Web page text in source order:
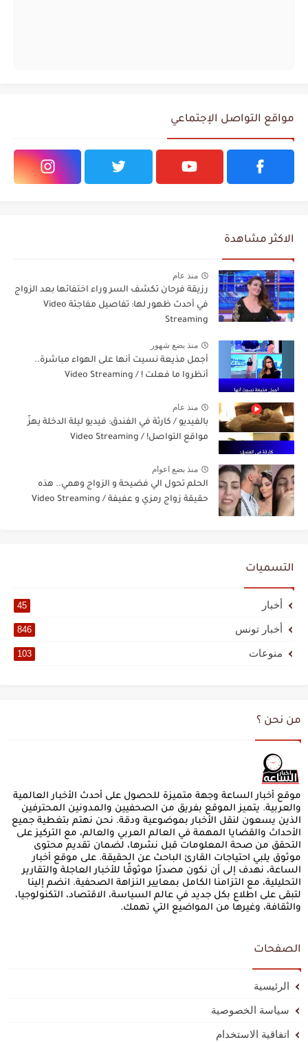
مواقع التواصل الإجتماعي
الاكثر مشاهدة
منذ عام
رزيقة فرحان تكشف السر وراء اختفائها بعد الزواج
في أحدث ظهور لها: تفاصيل مفاجئة Video
Streaming
منذ بضع شهور
أجمل مذيعة نسيت أنها على الهواء مباشرة..
أنظروا ما فعلت ! / Video Streaming
منذ عام
بالفيديو / كارثة في الفندق: فيديو ليلة الدخلة يهزّ
مواقع التواصل! / Video Streaming
منذ بضع اعوام
الحلم تحول الي فضيحة و الزواج وهمي.. هذه
حقيقة زواج رمزي و عفيفة / Video Streaming
التسميات
أخبار 45
أخبار تونس 846
منوعات 103
من نحن ؟
موقع أخبار الساعة وجهة متميزة للحصول على أحدث الأخبار العالمية
والعربية. يتميز الموقع بفريق من الصحفيين والمدونين المحترفين
الذين يسعون لنقل الأخبار بموضوعية ودقة. نحن نهتم بتغطية جميع
الأحداث والقضايا المهمة في العالم العربي والعالم، مع التركيز على
التحقق من صحة المعلومات قبل نشرها، لضمان تقديم محتوى
موثوق يلبي احتياجات القارئ الباحث عن الحقيقة. على موقع أخبار
الساعة، نهدف إلى أن نكون مصدرًا موثوقًا للأخبار العاجلة والتقارير
التحليلية، مع التزامنا الكامل بمعايير النزاهة الصحفية. انضم إلينا
لتبقى على اطلاع بكل جديد في عالم السياسة، الاقتصاد، التكنولوجيا،
والثقافة، وغيرها من المواضيع التي تهمك.
الصفحات
الرئيسية
سياسة الخصوصية
اتفاقية الاستخدام